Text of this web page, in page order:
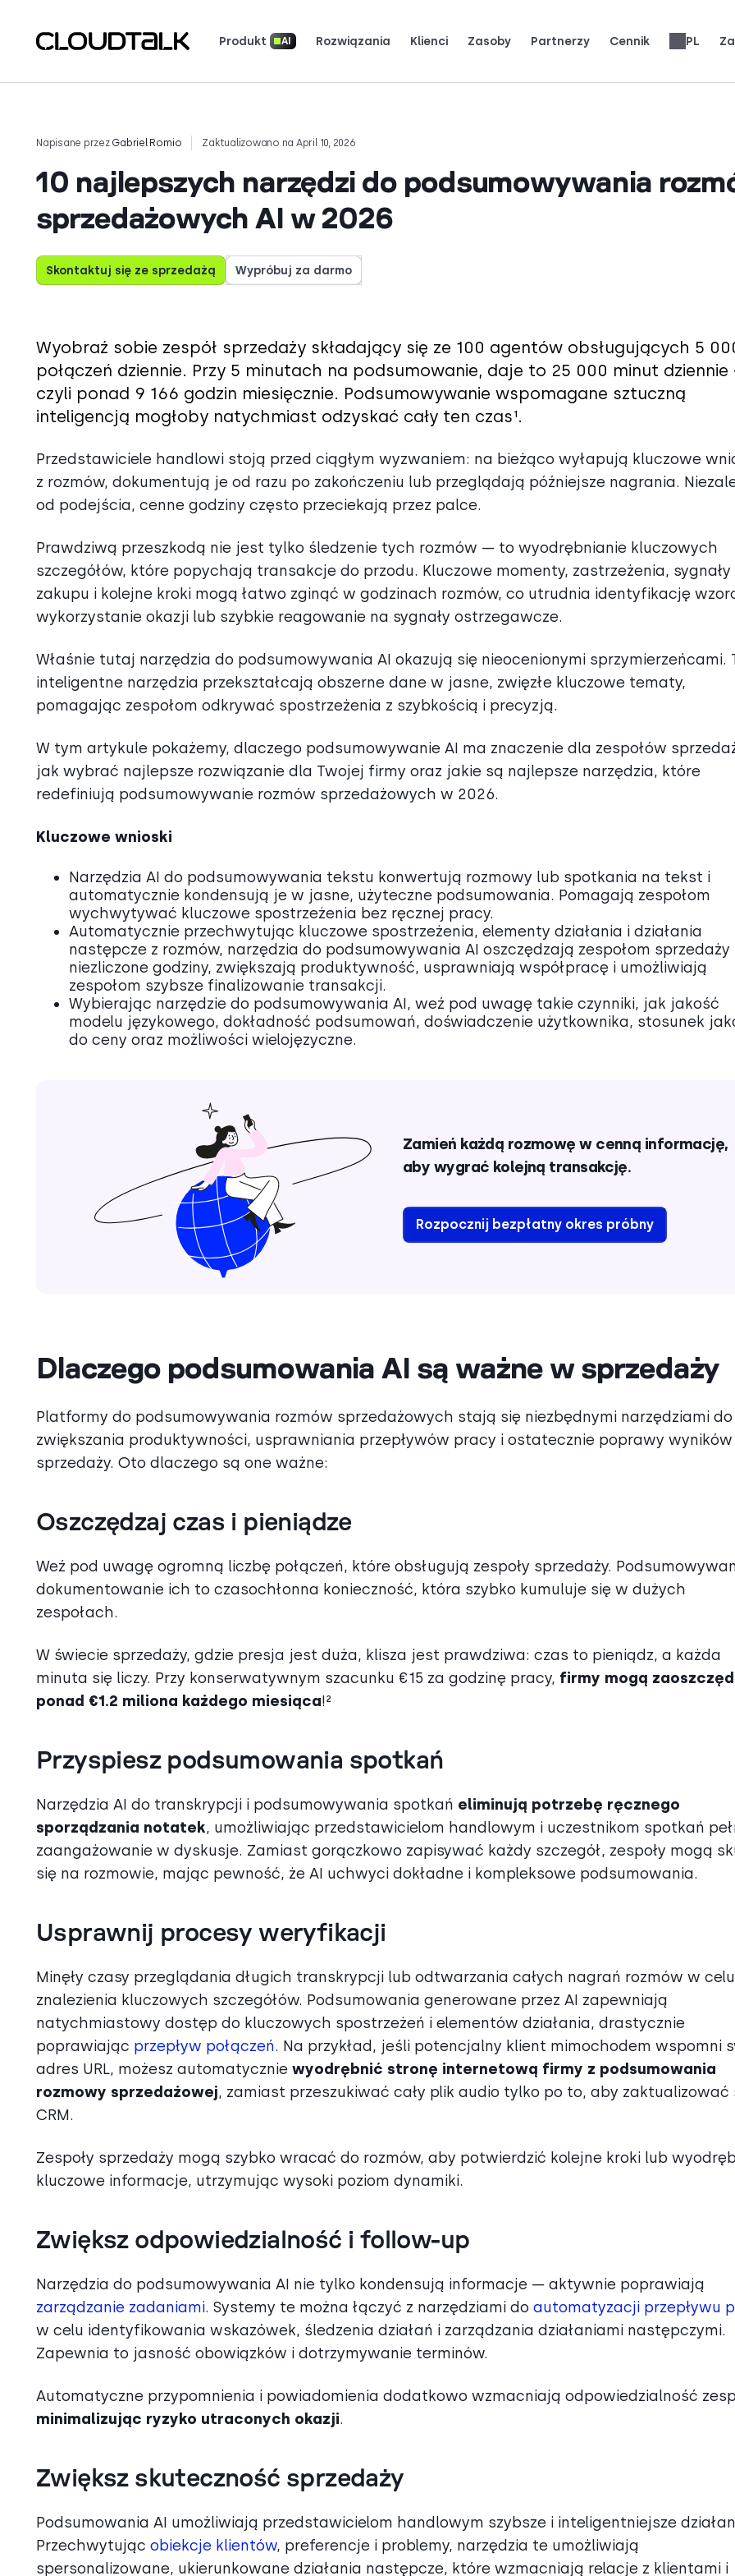
Produkt AI Rozwiązania Klienci Zasoby Partnerzy Cennik PL
Napisane przez Gabriel Romio Zaktualizowano na April 10, 2026
10 najlepszych narzędzi do podsumowywania
sprzedażowych AI w 2026
Skontaktuj się ze sprzedażą Wypróbuj za darmo
Wyobraź sobie zespół sprzedaży składający się ze 100 agentów obsługujących 5
połączeń dziennie. Przy 5 minutach na podsumowanie, daje to 25 000 minut
czyli ponad 9 166 godzin miesięcznie. Podsumowywanie wspomagane sztuczną
inteligencją mogłoby natychmiast odzyskać cały ten czas¹.
Przedstawiciele handlowi stoją przed ciągłym wyzwaniem: na bieżąco wyłapują kluczowe
z rozmów, dokumentują je od razu po zakończeniu lub przeglądają późniejsze nagrania.
od podejścia, cenne godziny często przeciekają przez palce.
Prawdziwą przeszkodą nie jest tylko śledzenie tych rozmów — to wyodrębnianie kluczowych
szczegółów, które popychają transakcje do przodu. Kluczowe momenty, zastrzeżenia, sygnały
zakupu i kolejne kroki mogą łatwo zginąć w godzinach rozmów, co utrudnia identyfikację
wykorzystanie okazji lub szybkie reagowanie na sygnały ostrzegawcze.
Właśnie tutaj narzędzia do podsumowywania AI okazują się nieocenionymi sprzymierzeńcami.
inteligentne narzędzia przekształcają obszerne dane w jasne, zwięzłe kluczowe tematy,
pomagając zespołom odkrywać spostrzeżenia z szybkością i precyzją.
W tym artykule pokażemy, dlaczego podsumowywanie AI ma znaczenie dla zespołów
jak wybrać najlepsze rozwiązanie dla Twojej firmy oraz jakie są najlepsze narzędzia, które
redefiniują podsumowywanie rozmów sprzedażowych w 2026.
Kluczowe wnioski
Narzędzia AI do podsumowywania tekstu konwertują rozmowy lub spotkania na tekst i
automatycznie kondensują je w jasne, użyteczne podsumowania. Pomagają zespołom
wychwytywać kluczowe spostrzeżenia bez ręcznej pracy.
Automatycznie przechwytując kluczowe spostrzeżenia, elementy działania i działania
następcze z rozmów, narzędzia do podsumowywania AI oszczędzają zespołom sprzedaży
niezliczone godziny, zwiększają produktywność, usprawniają współpracę i umożliwiają
zespołom szybsze finalizowanie transakcji.
Wybierając narzędzie do podsumowywania AI, weź pod uwagę takie czynniki, jak jakość
modelu językowego, dokładność podsumowań, doświadczenie użytkownika, stosunek
do ceny oraz możliwości wielojęzyczne.
Zamień każdą rozmowę w cenną informację,
aby wygrać kolejną transakcję.
Rozpocznij bezpłatny okres próbny
Dlaczego podsumowania AI są ważne w sprzedaży
Platformy do podsumowywania rozmów sprzedażowych stają się niezbędnymi narzędziami do
zwiększania produktywności, usprawniania przepływów pracy i ostatecznie poprawy wyników
sprzedaży. Oto dlaczego są one ważne:
Oszczędzaj czas i pieniądze
Weź pod uwagę ogromną liczbę połączeń, które obsługują zespoły sprzedaży.
dokumentowanie ich to czasochłonna konieczność, która szybko kumuluje się w dużych
zespołach.
W świecie sprzedaży, gdzie presja jest duża, klisza jest prawdziwa: czas to pieniądz, a każda
minuta się liczy. Przy konserwatywnym szacunku €15 za godzinę pracy, firmy mogą
ponad €1.2 miliona każdego miesiąca!²
Przyspiesz podsumowania spotkań
Narzędzia AI do transkrypcji i podsumowywania spotkań eliminują potrzebę ręcznego
sporządzania notatek, umożliwiając przedstawicielom handlowym i uczestnikom spotkań
zaangażowanie w dyskusje. Zamiast gorączkowo zapisywać każdy szczegół, zespoły mogą
się na rozmowie, mając pewność, że AI uchwyci dokładne i kompleksowe podsumowania.
Usprawnij procesy weryfikacji
Minęły czasy przeglądania długich transkrypcji lub odtwarzania całych nagrań rozmów w celu
znalezienia kluczowych szczegółów. Podsumowania generowane przez AI zapewniają
natychmiastowy dostęp do kluczowych spostrzeżeń i elementów działania, drastycznie
poprawiając przepływ połączeń. Na przykład, jeśli potencjalny klient mimochodem wspomni
adres URL, możesz automatycznie wyodrębnić stronę internetową firmy z podsumowania
rozmowy sprzedażowej, zamiast przeszukiwać cały plik audio tylko po to, aby zaktualizować
CRM.
Zespoły sprzedaży mogą szybko wracać do rozmów, aby potwierdzić kolejne kroki lub
kluczowe informacje, utrzymując wysoki poziom dynamiki.
Zwiększ odpowiedzialność i follow-up
Narzędzia do podsumowywania AI nie tylko kondensują informacje — aktywnie poprawiają
zarządzanie zadaniami. Systemy te można łączyć z narzędziami do automatyzacji przepływu
w celu identyfikowania wskazówek, śledzenia działań i zarządzania działaniami następczymi.
Zapewnia to jasność obowiązków i dotrzymywanie terminów.
Automatyczne przypomnienia i powiadomienia dodatkowo wzmacniają odpowiedzialność
minimalizując ryzyko utraconych okazji.
Zwiększ skuteczność sprzedaży
Podsumowania AI umożliwiają przedstawicielom handlowym szybsze i inteligentniejsze
Przechwytując obiekcje klientów, preferencje i problemy, narzędzia te umożliwiają
spersonalizowane, ukierunkowane działania następcze, które wzmacniają relacje z klientami i